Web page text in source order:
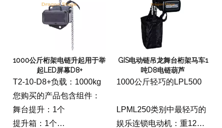
1000公斤桁架电链升起用于举
起LED屏幕D8+
T2-10-D8+负载：1000kg
您购买的产品包含组件：
舞台提升：1个
提升箱：1个
GIS电动链吊龙舞台桁架马车1
吨D8电链葫芦
1000公斤轻巧的LPL500
LPML250类别中最轻巧的
娱乐连锁电动机：重12公